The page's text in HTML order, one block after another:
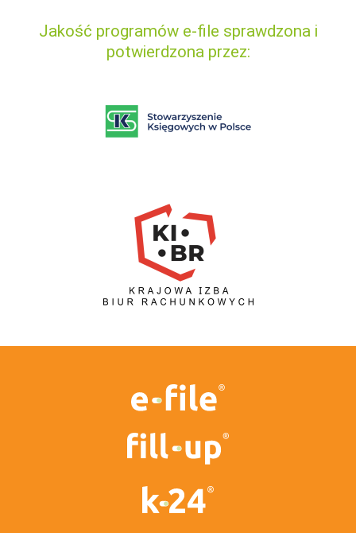
Jakość programów e-file sprawdzona i
potwierdzona przez: